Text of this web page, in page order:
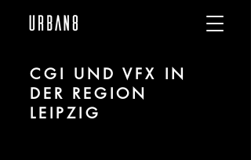
CGI UND VFX IN
DER REGION
LEIPZIG